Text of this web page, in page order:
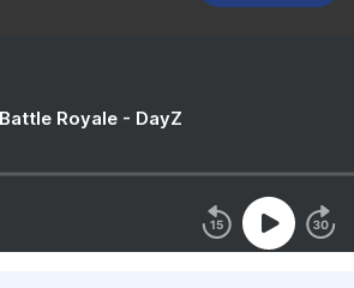
Royale - DayZ